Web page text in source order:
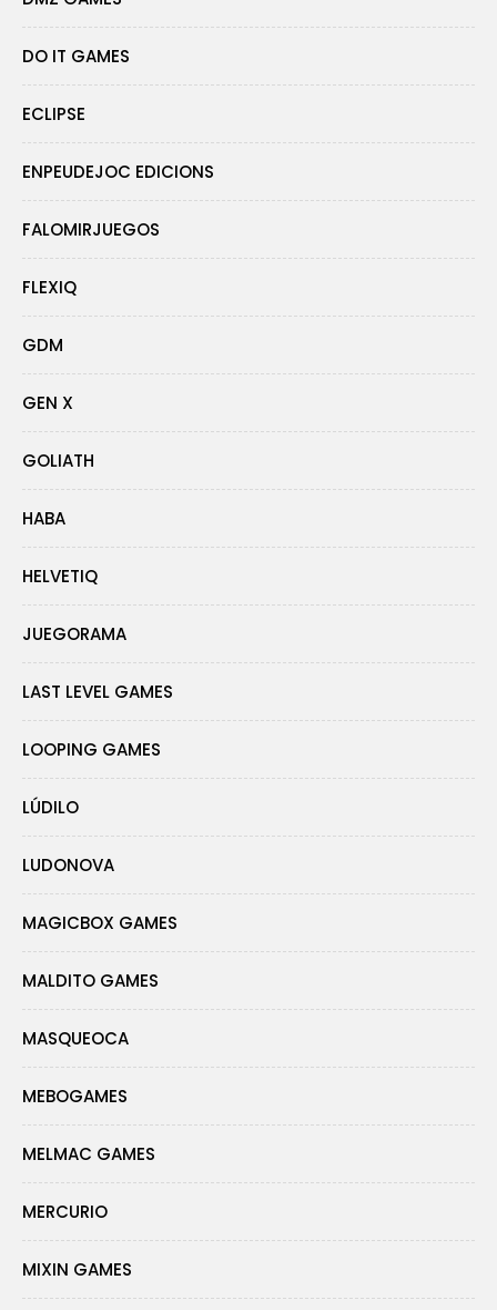
DO IT GAMES
ECLIPSE
ENPEUDEJOC EDICIONS
FALOMIRJUEGOS
FLEXIQ
GDM
GEN X
GOLIATH
HABA
HELVETIQ
JUEGORAMA
LAST LEVEL GAMES
LOOPING GAMES
LÚDILO
LUDONOVA
MAGICBOX GAMES
MALDITO GAMES
MASQUEOCA
MEBOGAMES
MELMAC GAMES
MERCURIO
MIXIN GAMES